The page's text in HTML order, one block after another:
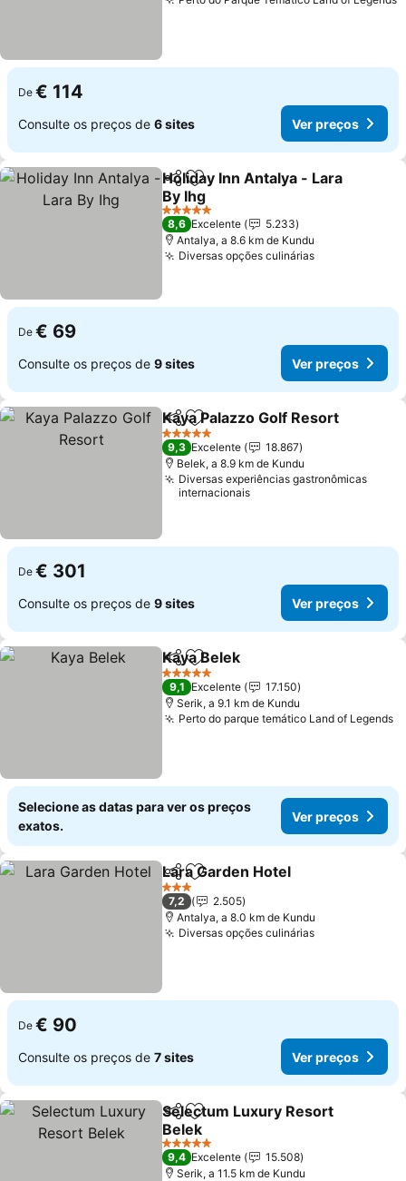
De € 114
Consulte os preços de 6 sites Ver preços
PartilharAdicionar aos favoritos
Holiday Inn Antalya - Lara
By Ihg
Ver preços
5 Estrelas
8,6 Excelente
5.233
Antalya, a 8.6 km de Kundu
Diversas opções culináriasVer preços
De € 69
Consulte os preços de 9 sites Ver preços
PartilharAdicionar aos favoritos
Kaya Palazzo Golf Resort
5 Estrelas
9,3 Excelente
18.867
Belek, a 8.9 km de Kundu
Diversas experiências gastronômicas
internacionais
De € 301
Consulte os preços de 9 sites Ver preços
PartilharAdicionar aos favoritos
Kaya Belek
5 Estrelas
9,1 Excelente
17.150
Serik, a 9.1 km de Kundu
Perto do parque temático Land of Legends
Selecione as datas para ver os preços
exatos.
Ver preços
PartilharAdicionar aos favoritos
Lara Garden Hotel
3 Estrelas
7,2
2.505
Antalya, a 8.0 km de Kundu
Diversas opções culináriasVer preços
De € 90
Consulte os preços de 7 sites Ver preços
PartilharAdicionar aos favoritos
Selectum Luxury Resort
Belek
Ver preços
5 Estrelas
9,4 Excelente
15.508
Serik, a 11.5 km de Kundu